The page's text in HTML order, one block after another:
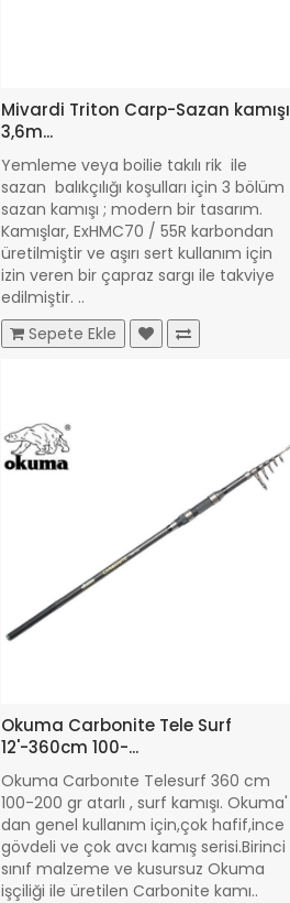
Mivardi Triton Carp-Sazan kamışı
3,6m...
Yemleme veya boilie takılı rik ile
sazan balıkçılığı koşulları için 3 bölüm
sazan kamışı ; modern bir tasarım.
Kamışlar, ExHMC70 / 55R karbondan
üretilmiştir ve aşırı sert kullanım için
izin veren bir çapraz sargı ile takviye
edilmiştir. ..
3.680,00 TL
Sepete Ekle
Okuma Carbonite Tele Surf
12'-360cm 100-...
Okuma Carbonıte Telesurf 360 cm
100-200 gr atarlı , surf kamışı. Okuma'
dan genel kullanım için,çok hafif,ince
gövdeli ve çok avcı kamış serisi.Birinci
sınıf malzeme ve kusursuz Okuma
işçiliği ile üretilen Carbonite kamı..